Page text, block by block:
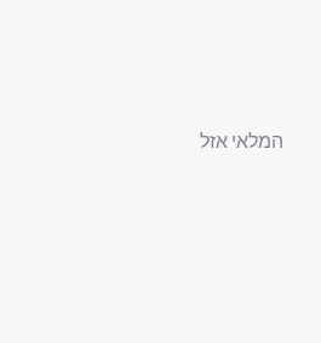
המלאי אזל